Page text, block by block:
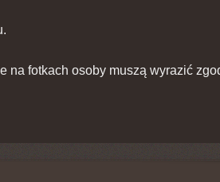
na fotkach osoby muszą wyrazić